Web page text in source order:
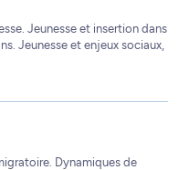
Jeunesse et insertion dans
Jeunesse et enjeux sociaux,
Dynamiques de